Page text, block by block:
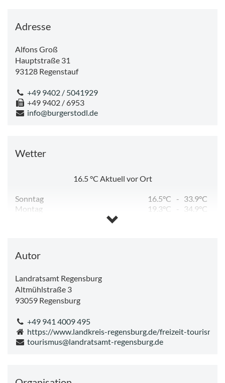
Adresse
Alfons Groß
Hauptstraße 31
93128 Regenstauf
+49 9402 / 5041929
+49 9402 / 6953
info@burgerstodl.de
Wetter
16.5°C Aktuell vor Ort
Sonntag 16.5°C - 33.9°C
Montag
19.3°C -
34.9°C
Autor
Landratsamt Regensburg
Altmühlstraße 3
93059 Regensburg
+49 941 4009 495
https://www.landkreis-regensburg.de/freizeit-tourismus/
tourismus@landratsamt-regensburg.de